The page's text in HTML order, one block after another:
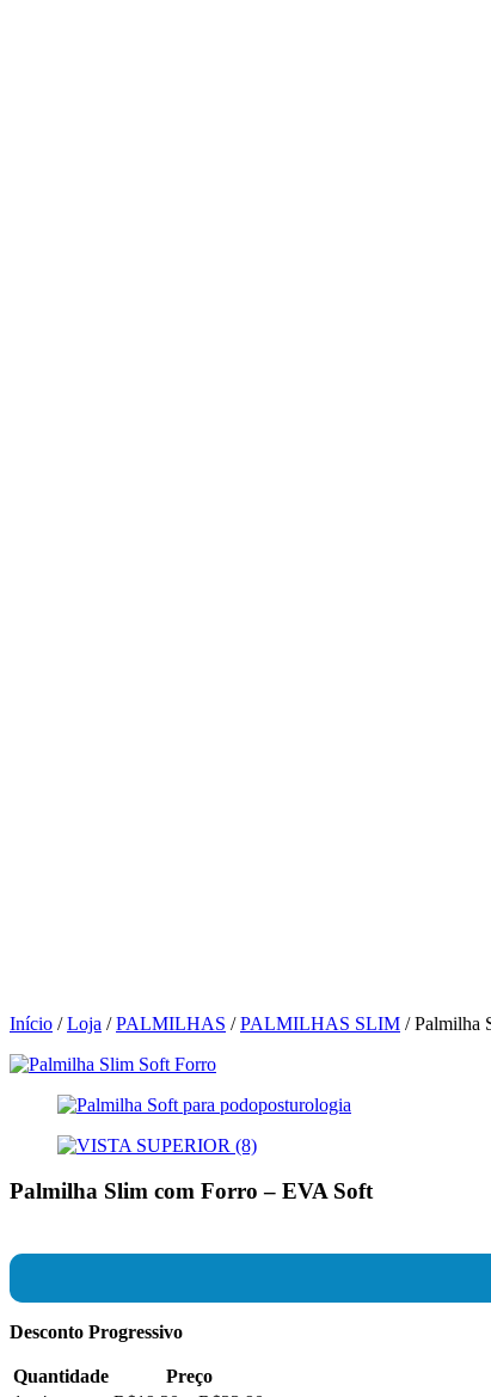
Início /Loja /PALMILHAS /PALMILHAS SLIM / Palmilha
Palmilha Slim com Forro – EVA Soft
Desconto Progressivo
Quantidade
Preço